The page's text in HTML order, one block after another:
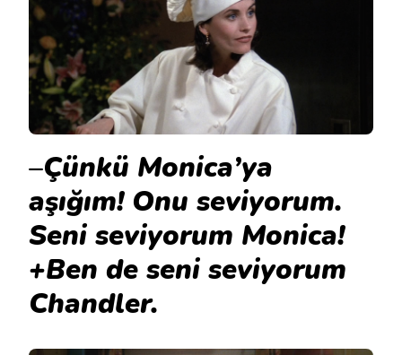
–Çünkü Monica’ya
aşığım! Onu seviyorum.
Seni seviyorum Monica!
+Ben de seni seviyorum
Chandler.